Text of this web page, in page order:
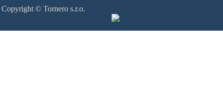
Copyright © Tornero s.r.o.